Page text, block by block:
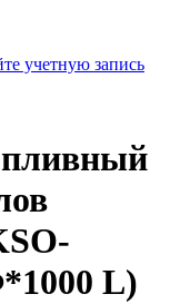
учетную запись
L)